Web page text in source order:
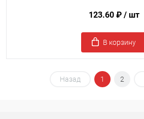
123.60 ₽ / шт
В корзину
Назад 1 2